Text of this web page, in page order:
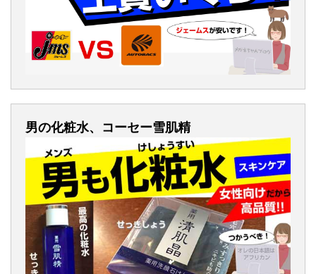
男の化粧水、コーセー雪肌精